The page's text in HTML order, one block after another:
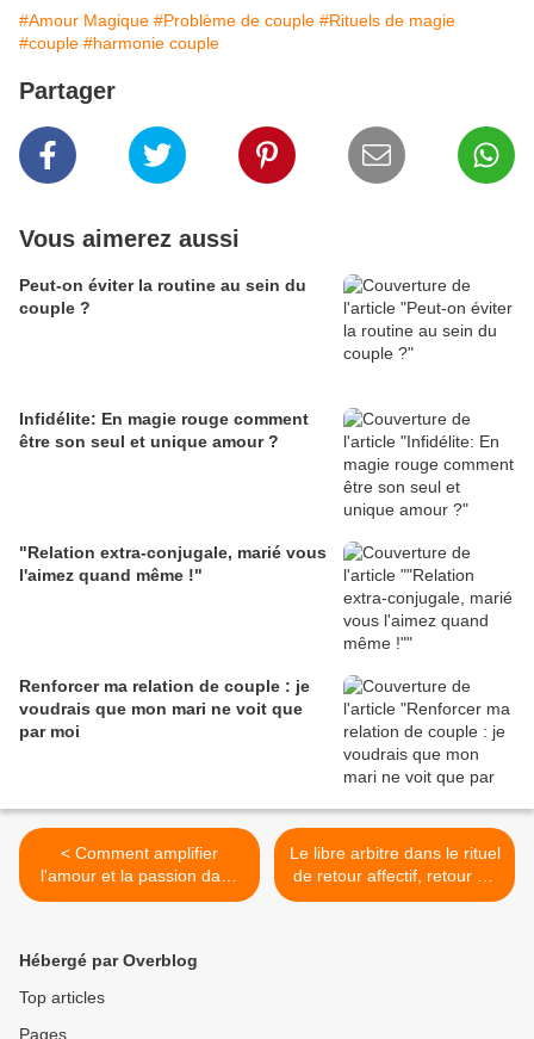
#Amour Magique #Problème de couple #Rituels de magie
#couple #harmonie couple
Partager
Vous aimerez aussi
Peut-on éviter la routine au sein du
couple ?
Infidélite: En magie rouge comment
être son seul et unique amour ?
"Relation extra-conjugale, marié vous
l'aimez quand même !"
Renforcer ma relation de couple : je
voudrais que mon mari ne voit que
par moi
< Comment amplifier
l'amour et la passion dans
le couple en toute harmonie
Le libre arbitre dans le rituel
de retour affectif, retour de
l'être aimé >
Hébergé par Overblog
Top articles
Pages